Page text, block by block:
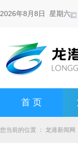
2026年8月8日 星期六
首 页
您当前的位置 ： 龙港新闻网